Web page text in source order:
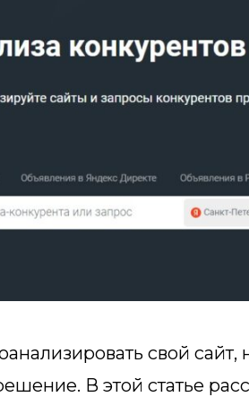
свой сайт,
В этой статье